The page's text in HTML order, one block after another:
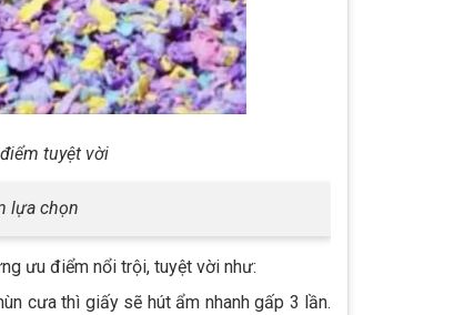
tuyệt vời
lựa chọn
ưu điểm nổi trội, tuyệt vời như:
cưa thì giấy sẽ hút ẩm nhanh gấp 3 lần.